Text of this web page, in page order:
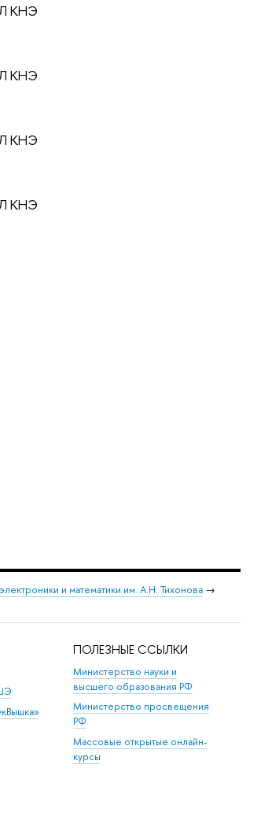
КНЭ
КНЭ
КНЭ
КНЭ
и математики им. А.Н. Тихонова →
ПОЛЕЗНЫЕ ССЫЛКИ
Министерство науки и
высшего образования РФ
Министерство просвещения
РФ
Массовые открытые онлайн-
курсы